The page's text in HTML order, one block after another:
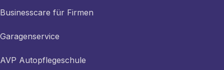
Businesscare für Firmen
Garagenservice
AVP Autopflegeschule